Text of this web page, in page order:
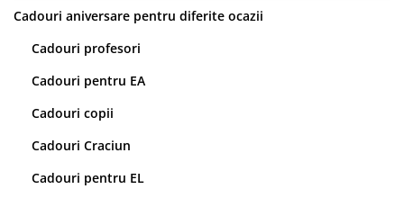
Cadouri aniversare pentru diferite ocazii
Cadouri profesori
Cadouri pentru EA
Cadouri copii
Cadouri Craciun
Cadouri pentru EL